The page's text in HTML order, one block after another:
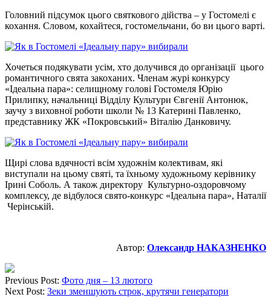
Головний підсумок цього святкового дійства – у Гостомелі є
кохання. Словом, кохайтеся, гостомельчани, бо ви цього варті.
Хочеться подякувати усім, хто долучився до організації цього
романтичного свята закоханих. Членам журі конкурсу
«Ідеальна пара»: селищному голові Гостомеля Юрію
Прилипку, начальниці Відділу Культури Євгенії Антонюк,
заучу з виховної роботи школи № 13 Катерині Павленко,
представнику ЖК «Покровський» Віталію Данковичу.
Щирі слова вдячності всім художнім колективам, які
виступали на цьому святі, та їхньому художньому керівнику
Ірині Соболь. А також директору Культурно-оздоровчому
комплексу, де відбулося свято-конкурс «Ідеальна пара», Наталії
Черінській.
Автор: Олександр НАКАЗНЕНКО
Previous Post: Фото дня – 13 лютого
Next Post: Зеки зменшують строк, крутячи генератори